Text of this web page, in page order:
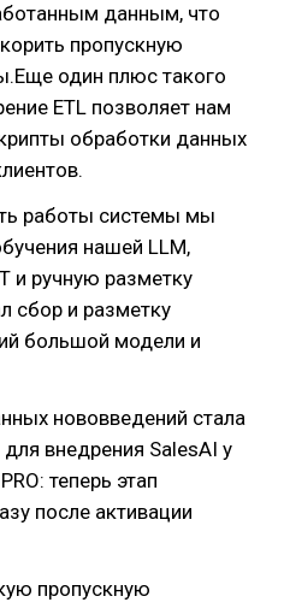
данным, что
пропускную
один плюс такого
ETL позволяет нам
обработки данных
работы системы мы
нашей LLM,
и ручную разметку
сбор и разметку
большой модели и
нововведений стала
внедрения SalesAI у
теперь этап
после активации
пропускную